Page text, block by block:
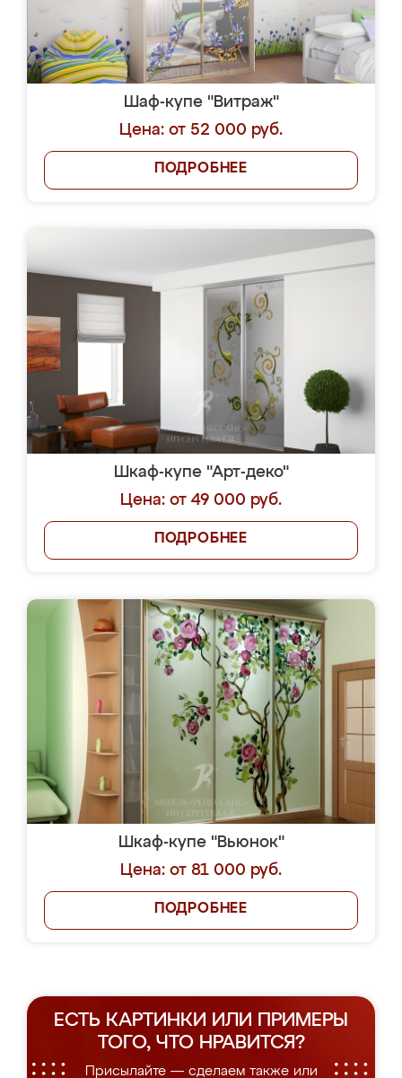
Шаф-купе "Витраж"
Цена: от 52 000 руб.
ПОДРОБНЕЕ
Шкаф-купе "Арт-деко"
Цена: от 49 000 руб.
ПОДРОБНЕЕ
Шкаф-купе "Вьюнок"
Цена: от 81 000 руб.
ПОДРОБНЕЕ
ЕСТЬ КАРТИНКИ ИЛИ ПРИМЕРЫ
ТОГО, ЧТО НРАВИТСЯ?
Присылайте — сделаем также или